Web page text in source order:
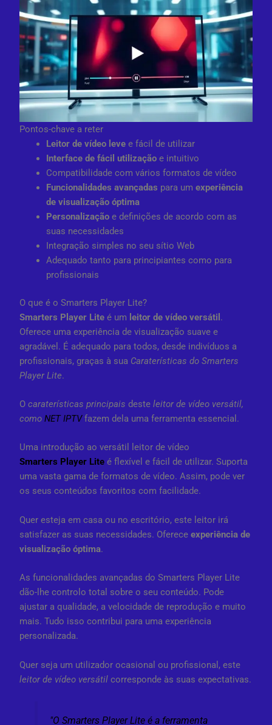
Pontos-chave a reter
Leitor de vídeo leve e fácil de utilizar
Interface de fácil utilização e intuitivo
Compatibilidade com vários formatos de vídeo
Funcionalidades avançadas para umexperiência
de visualização óptima
Personalização e definições de acordo com as
suas necessidades
Integração simples no seu sítio Web
Adequado tanto para principiantes como para
profissionais
O que é o Smarters Player Lite?
Smarters Player Lite é um leitor de vídeo versátil .
Oferece uma experiência de visualização suave e
agradável. É adequado para todos, desde indivíduos a
profissionais, graças à sua Caraterísticas do Smarters
Player Lite.
Ocaraterísticas principais desteleitor de vídeo versátil,
comoNET IPTVfazem dela uma ferramenta essencial.
Uma introdução ao versátil leitor de vídeo
Smarters Player Lite é flexível e fácil de utilizar. Suporta
uma vasta gama de formatos de vídeo. Assim, pode ver
os seus conteúdos favoritos com facilidade.
Quer esteja em casa ou no escritório, este leitor irá
satisfazer as suas necessidades. Ofereceexperiência de
visualização óptima.
As funcionalidades avançadas do Smarters Player Lite
dão-lhe controlo total sobre o seu conteúdo. Pode
ajustar a qualidade, a velocidade de reprodução e muito
mais. Tudo isso contribui para uma experiência
personalizada.
Quer seja um utilizador ocasional ou profissional, este
leitor de vídeo versátil corresponde às suas expectativas.
"O Smarters Player Lite é a ferramenta